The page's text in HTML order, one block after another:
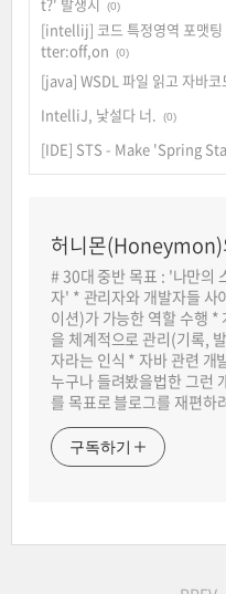
t?' 발생시
(0)
[intellij] 코드 특정영역 포맷
tter:off,on
(0)
[java] WSDL 파일 읽고 자바코
IntelliJ, 낯설다 너.
(0)
[IDE] STS - Make 'Spring
허니몬
# 30대 중반 목표 : '나만의
자' * 관리자와 개발자들 사
이션)가 가능한 역할 수행 *
을 체계적으로 관리(기록,
자라는 인식 * 자바 관련 개
누구나 들려봤을법한 그런
를 목표로 블로그를 재편하
구독하기